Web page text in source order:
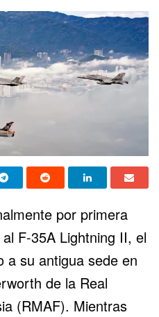
por primera
F-35A Lightning II, el
a su antigua sede en
de la Real
(RMAF). Mientras